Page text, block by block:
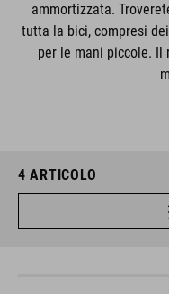
ammortizzata.
tutta la bici, compresi
per le mani piccole.
4 ARTICOLO